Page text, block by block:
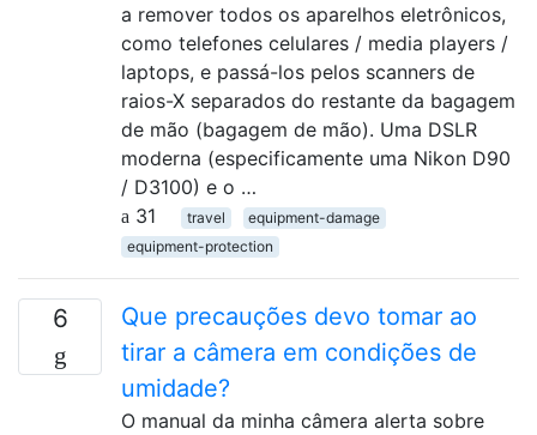
a remover todos os aparelhos eletrônicos,
como telefones celulares / media players /
laptops, e passá-los pelos scanners de
raios-X separados do restante da bagagem
de mão (bagagem de mão). Uma DSLR
moderna (especificamente uma Nikon D90
/ D3100) e o …
31
travel
equipment-damage
equipment-protection
6
Que precauções devo tomar ao
tirar a câmera em condições de
umidade?
O manual da minha câmera alerta sobre